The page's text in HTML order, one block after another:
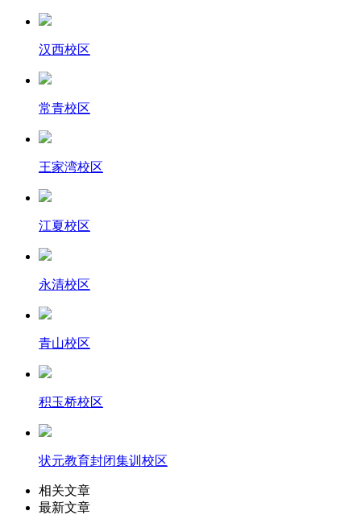
汉西校区
常青校区
王家湾校区
江夏校区
永清校区
青山校区
积玉桥校区
状元教育封闭集训校区
相关文章
最新文章